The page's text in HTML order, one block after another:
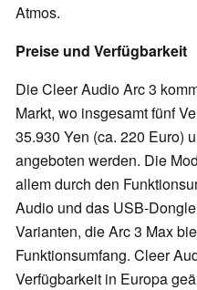
Atmos.
Preise und Verfügbarkeit
Die Cleer Audio Arc 3
Markt, wo insgesamt fünf
35.930 Yen (ca. 220 Euro)
angeboten werden. Die
allem durch den
Audio und das USB-
Varianten, die Arc 3 Max
Funktionsumfang. Cleer
Verfügbarkeit in Europa